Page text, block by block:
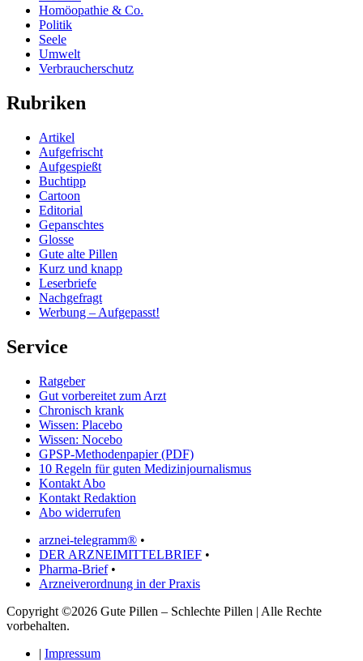
Homöopathie & Co.
Politik
Seele
Umwelt
Verbraucherschutz
Rubriken
Artikel
Aufgefrischt
Aufgespießt
Buchtipp
Cartoon
Editorial
Gepanschtes
Glosse
Gute alte Pillen
Kurz und knapp
Leserbriefe
Nachgefragt
Werbung – Aufgepasst!
Service
Ratgeber
Gut vorbereitet zum Arzt
Chronisch krank
Wissen: Placebo
Wissen: Nocebo
GPSP-Methodenpapier (PDF)
10 Regeln für guten Medizinjournalismus
Kontakt Abo
Kontakt Redaktion
Abo widerrufen
arznei-telegramm® •
DER ARZNEIMITTELBRIEF •
Pharma-Brief•
Arzneiverordnung in der Praxis
Copyright ©2026 Gute Pillen – Schlechte Pillen | Alle Rechte
vorbehalten.
| Impressum